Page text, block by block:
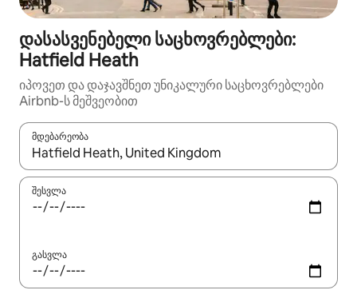
დასასვენებელი საცხოვრებლები:
Hatfield Heath
იპოვეთ და დაჯავშნეთ უნიკალური საცხოვრებლები
Airbnb-ს მეშვეობით
მდებარეობა
როცა შედეგები ხელმისაწვდომი გახდება, ნავიგაციისთვის
შესვლა
გასვლა